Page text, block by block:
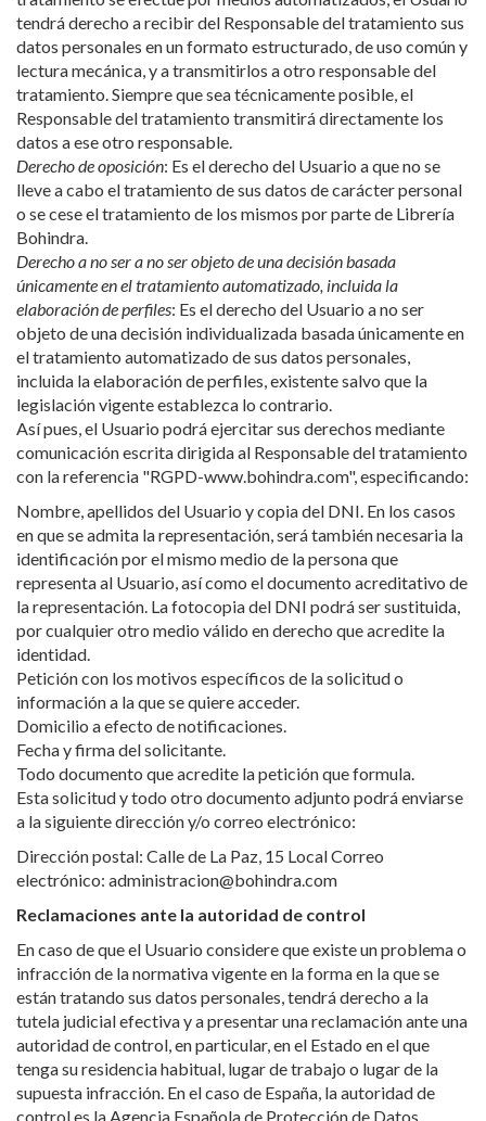
tendrá derecho a recibir del Responsable del tratamiento sus
datos personales en un formato estructurado, de uso común y
lectura mecánica, y a transmitirlos a otro responsable del
tratamiento. Siempre que sea técnicamente posible, el
Responsable del tratamiento transmitirá directamente los
datos a ese otro responsable.
Derecho de oposición: Es el derecho del Usuario a que no se
lleve a cabo el tratamiento de sus datos de carácter personal
o se cese el tratamiento de los mismos por parte de Librería
Bohindra.
Derecho a no ser a no ser objeto de una decisión basada
únicamente en el tratamiento automatizado, incluida la
elaboración de perfiles: Es el derecho del Usuario a no ser
objeto de una decisión individualizada basada únicamente en
el tratamiento automatizado de sus datos personales,
incluida la elaboración de perfiles, existente salvo que la
legislación vigente establezca lo contrario.
Así pues, el Usuario podrá ejercitar sus derechos mediante
comunicación escrita dirigida al Responsable del tratamiento
con la referencia "RGPD-www.bohindra.com", especificando:
Nombre, apellidos del Usuario y copia del DNI. En los casos
en que se admita la representación, será también necesaria la
identificación por el mismo medio de la persona que
representa al Usuario, así como el documento acreditativo de
la representación. La fotocopia del DNI podrá ser sustituida,
por cualquier otro medio válido en derecho que acredite la
identidad.
Petición con los motivos específicos de la solicitud o
información a la que se quiere acceder.
Domicilio a efecto de notificaciones.
Fecha y firma del solicitante.
Todo documento que acredite la petición que formula.
Esta solicitud y todo otro documento adjunto podrá enviarse
a la siguiente dirección y/o correo electrónico:
Dirección postal: Calle de La Paz, 15 Local Correo
electrónico: administracion@bohindra.com
Reclamaciones ante la autoridad de control
En caso de que el Usuario considere que existe un problema o
infracción de la normativa vigente en la forma en la que se
están tratando sus datos personales, tendrá derecho a la
tutela judicial efectiva y a presentar una reclamación ante una
autoridad de control, en particular, en el Estado en el que
tenga su residencia habitual, lugar de trabajo o lugar de la
supuesta infracción. En el caso de España, la autoridad de
control es la Agencia Española de Protección de Datos